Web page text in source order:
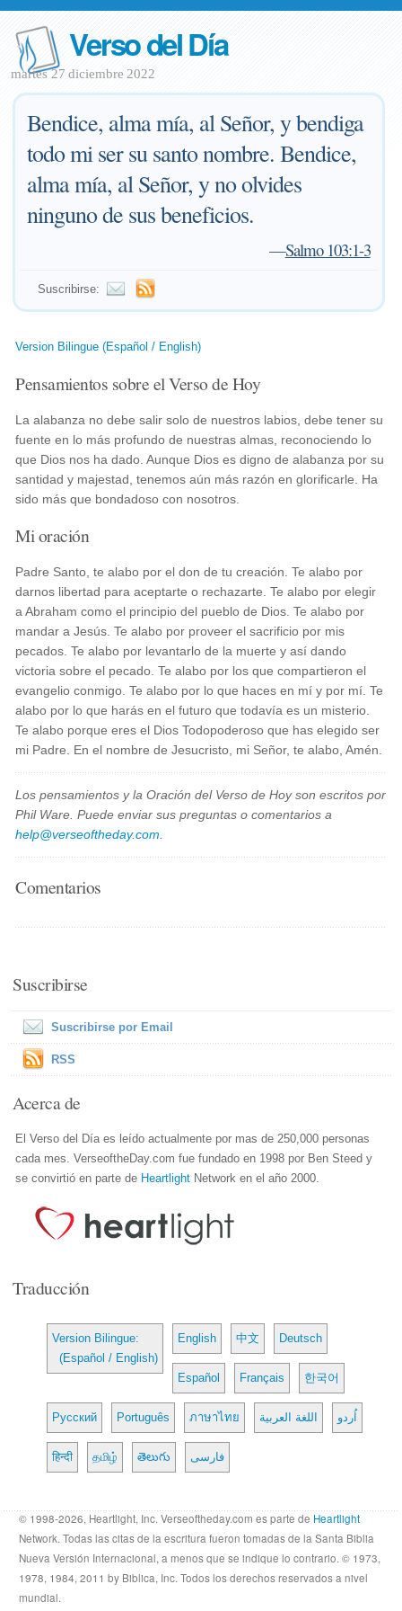
Verso del Día
martes 27 diciembre 2022
Bendice, alma mía, al Señor, y bendiga
todo mi ser su santo nombre. Bendice,
alma mía, al Señor, y no olvides
ninguno de sus beneficios.
—Salmo 103:1-3
Suscribirse:
Version Bilingue (Español / English)
Pensamientos sobre el Verso de Hoy
La alabanza no debe salir solo de nuestros labios, debe tener su
fuente en lo más profundo de nuestras almas, reconociendo lo
que Dios nos ha dado. Aunque Dios es digno de alabanza por su
santidad y majestad, tenemos aún más razón en glorificarle. Ha
sido más que bondadoso con nosotros.
Mi oración
Padre Santo, te alabo por el don de tu creación. Te alabo por
darnos libertad para aceptarte o rechazarte. Te alabo por elegir
a Abraham como el principio del pueblo de Dios. Te alabo por
mandar a Jesús. Te alabo por proveer el sacrificio por mis
pecados. Te alabo por levantarlo de la muerte y así dando
victoria sobre el pecado. Te alabo por los que compartieron el
evangelio conmigo. Te alabo por lo que haces en mí y por mí. Te
alabo por lo que harás en el futuro que todavía es un misterio.
Te alabo porque eres el Dios Todopoderoso que has elegido ser
mi Padre. En el nombre de Jesucristo, mi Señor, te alabo, Amén.
Los pensamientos y la Oración del Verso de Hoy son escritos por
Phil Ware. Puede enviar sus preguntas o comentarios a
help@verseoftheday.com
Comentarios
Suscribirse
Suscribirse por Email
RSS
Acerca de
El Verso del Día es leído actualmente por mas de 250,000 personas
cada mes. VerseoftheDay.com fue fundado en 1998 por Ben Steed y
se convirtió en parte de Heartlight Network en el año 2000.
Traducción
Version Bilingue:
(Español / English)
English 中文 Deutsch
Español Français 한국어
Русский Português ภาษาไทย اللغة العربية اُردو
हिन्दी தமிழ் తెలుగు فارسی
© 1998-2026, Heartlight, Inc. Verseoftheday.com es parte de Heartlight
Network. Todas las citas de la escritura fueron tomadas de la Santa Biblia
Nueva Versión Internacional, a menos que se indique lo contrario. © 1973,
1978, 1984, 2011 by Biblica, Inc. Todos los derechos reservados a nivel
mundial.